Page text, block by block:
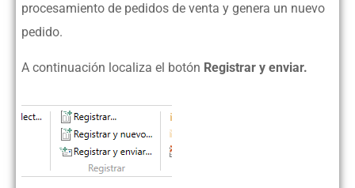
procesamiento de pedidos de venta y genera un nuevo
pedido.
A continuación localiza el botón Registrar y enviar.